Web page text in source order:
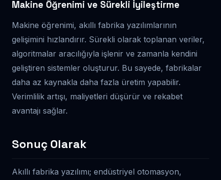
Makine Öğrenimi ve Sürekli İyileştirme
Makine öğrenimi, akıllı fabrika yazılımlarının
gelişimini hızlandırır. Sürekli olarak toplanan veriler,
algoritmalar aracılığıyla işlenir ve zamanla kendini
geliştiren sistemler oluşturur. Bu sayede, fabrikalar
daha az kaynakla daha fazla üretim yapabilir.
Verimlilik artışı, maliyetleri düşürür ve rekabet
avantajı sağlar.
Sonuç Olarak
Akıllı fabrika yazılımı; endüstriyel otomasyon,